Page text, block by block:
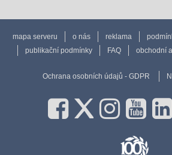
mapa serveru o nás reklama
publikační podmínky
FAQ obchodní
Ochrana osobních údajů - GDPR